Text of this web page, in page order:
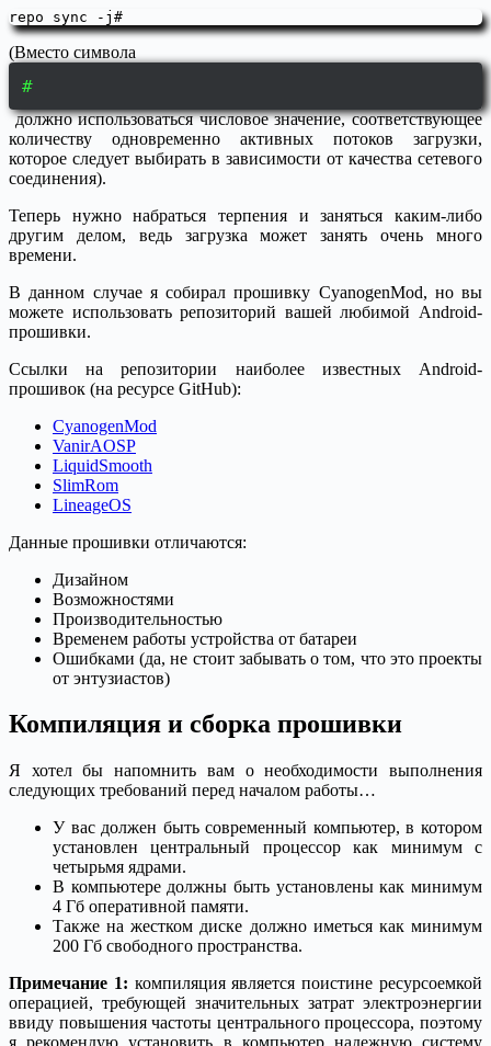
(Вместо символа
#
должно использоваться числовое значение, соответствующее
количеству одновременно активных потоков загрузки,
которое следует выбирать в зависимости от качества сетевого
соединения).
Теперь нужно набраться терпения и заняться каким-либо
другим делом, ведь загрузка может занять очень много
времени.
В данном случае я собирал прошивку CyanogenMod, но вы
можете использовать репозиторий вашей любимой Android-
прошивки.
Ссылки на репозитории наиболее известных Android-
прошивок (на ресурсе GitHub):
CyanogenMod
VanirAOSP
LiquidSmooth
SlimRom
LineageOS
Данные прошивки отличаются:
Дизайном
Возможностями
Производительностью
Временем работы устройства от батареи
Ошибками (да, не стоит забывать о том, что это проекты
от энтузиастов)
Компиляция и сборка прошивки
Я хотел бы напомнить вам о необходимости выполнения
следующих требований перед началом работы…
У вас должен быть современный компьютер, в котором
установлен центральный процессор как минимум с
четырьмя ядрами.
В компьютере должны быть установлены как минимум
4 Гб оперативной памяти.
Также на жестком диске должно иметься как минимум
200 Гб свободного пространства.
Примечание 1: компиляция является поистине ресурсоемкой
операцией, требующей значительных затрат электроэнергии
ввиду повышения частоты центрального процессора, поэтому